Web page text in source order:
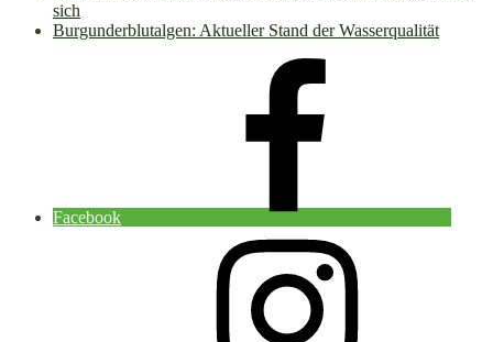
sich
Burgunderblutalgen: Aktueller Stand der Wasserqualität
Facebook